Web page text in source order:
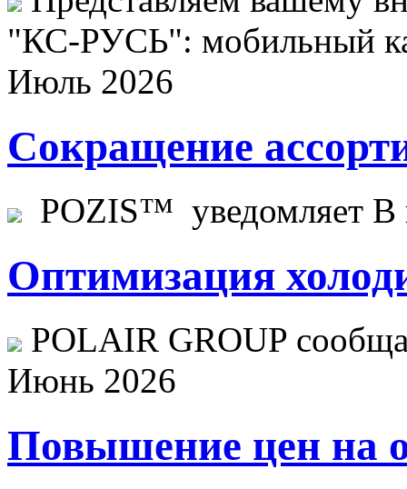
"КС-РУСЬ": мобильный
Июль 2026
Сокращение
POZIS™ уведомляет В
Оптимизация
POLAIR GROUP
Июнь 2026
Повышение цен на